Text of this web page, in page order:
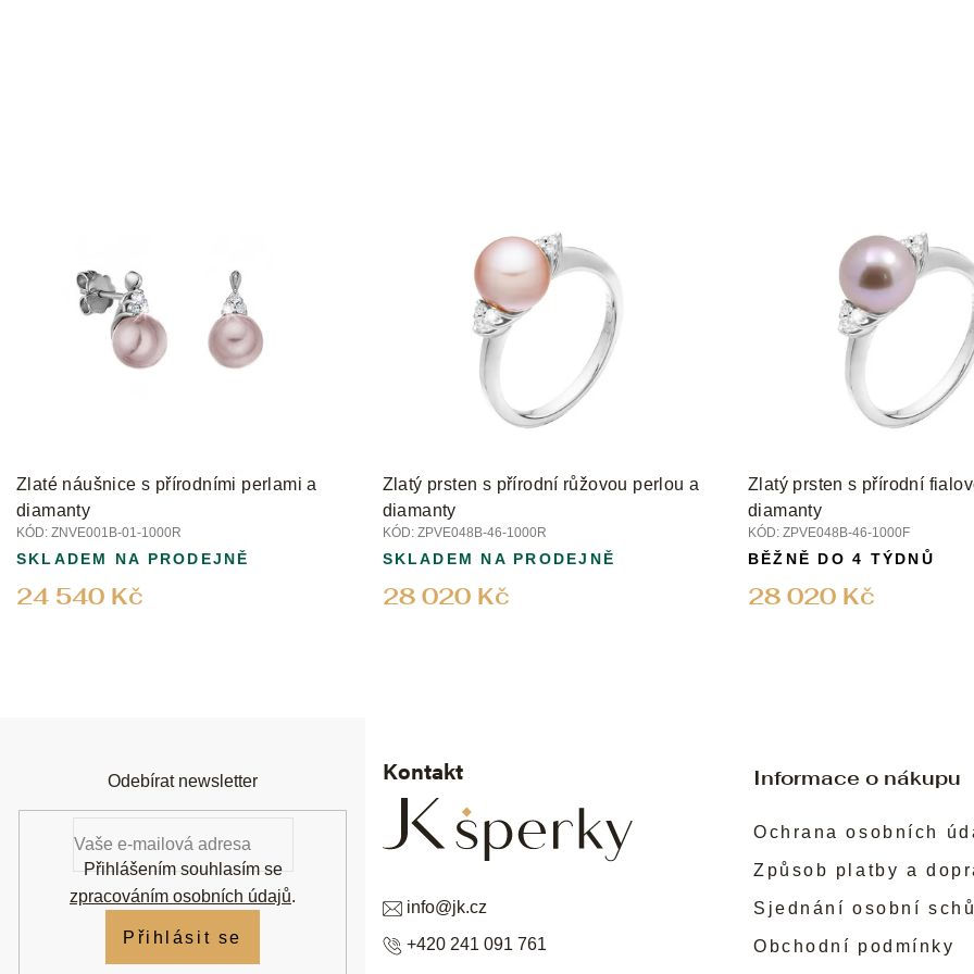
Zlaté náušnice s přírodními perlami a
diamanty
KÓD: ZNVE001B-01-1000R
24 540 Kč
SKLADEM NA PRODEJNĚ
Zlatý prsten s přírodní růžovou perlou a
diamanty
KÓD: ZPVE048B-46-1000R
28 020 Kč
SKLADEM NA PRODEJNĚ
Zlatý prsten s přírodní
diamanty
KÓD: ZPVE048B-46-1000F
28 020 Kč
BĚŽNĚ DO 4 TÝDNŮ
Informace o nákupu
Ochrana osobních
Způsob platby a
Sjednání osobní
Obchodní podmínky
Kontakt
info@jk.cz
+420 241 091 761
Odebírat newsletter
Přihlášením souhlasím se
zpracováním osobních údajů.
Přihlásit se